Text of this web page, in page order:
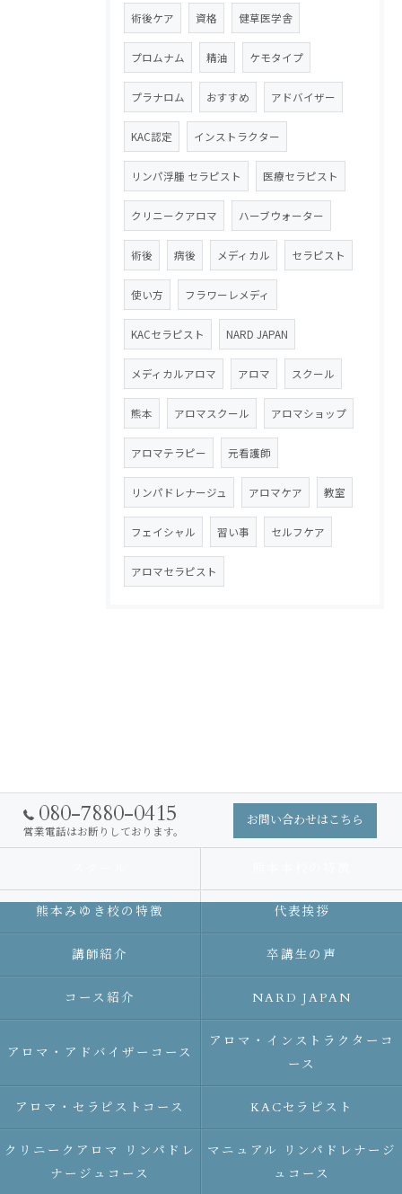
術後ケア 資格 健草医学舎
プロムナム 精油 ケモタイプ
プラナロム おすすめ アドバイザー
KAC認定 インストラクター
リンパ浮腫 セラピスト 医療セラピスト
クリニークアロマ ハーブウォーター
術後 病後 メディカル セラピスト
使い方 フラワーレメディ
KACセラピスト NARD JAPAN
メディカルアロマ アロマ スクール
熊本 アロマスクール アロマショップ
アロマテラピー 元看護師
リンパドレナージュ アロマケア 教室
フェイシャル 習い事 セルフケア
アロマセラピスト
080-7880-0415
営業電話はお断りしております。
お問い合わせはこちら
熊本みゆき校の特徴 代表挨拶
講師紹介 卒講生の声
コース紹介 NARD JAPAN
アロマ・アドバイザーコース
アロマ・インストラクターコ
ース
アロマ・セラピストコース KACセラピスト
クリニークアロマ リンパドレ
ナージュコース
マニュアル リンパドレナージ
ュコース